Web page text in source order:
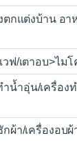
ตกแต่งบ้าน อา
ฟ/เตาอบ>ไมโ
ำน้ำอุ่น/เครื่อง
ผ้า/เครื่องอบผ้